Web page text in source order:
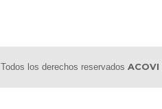
Todos los derechos reservados ACOVI